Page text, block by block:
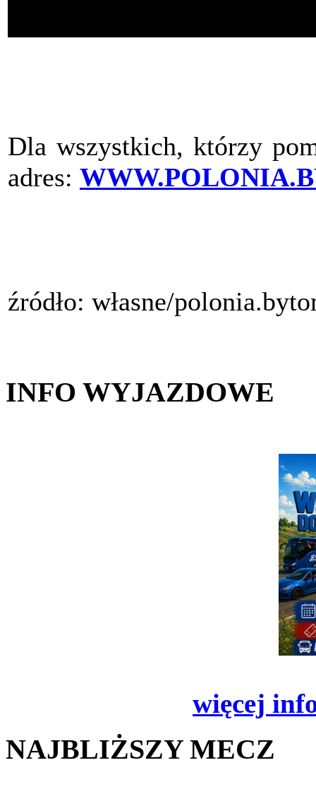
Dla wszystkich, którzy
adres:
źródło: własne/
INFO WYJAZDOWE
więcej
NAJBLIŻSZY MECZ